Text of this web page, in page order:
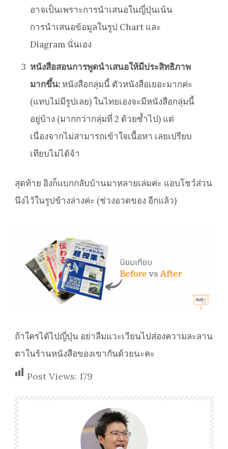
อาจเป็นเพราะการนำเสนอในญี่ปุ่นเน้น
การนำเสนอข้อมูลในรูป Chart และ
Diagram นั่นเอง
3 หนังสือสอนการพูดนำเสนอให้มีประสิทธิภาพ
มากขึ้น: หนังสือกลุ่มนี้ ตัวหนังสือเยอะมากค่ะ
(แทบไม่มีรูปเลย) ในไทยเองจะมีหนังสือกลุ่มนี้
อยู่บ้าง (มากกว่ากลุ่มที่ 2 ด้วยซ้ำไป) แต่
เนื่องจากไม่สามารถเข้าใจเนื้อหา เลยเปรียบ
เทียบไม่ได้จ้า
สุดท้าย อิงก็แบกกลับบ้านมาหลายเล่มค่ะ แอบโชว์ส่วน
นึงไว้ในรูปข้างล่างค่ะ (ช่วงอวดของ อีกแล้ว)
ถ้าใครได้ไปญี่ปุ่น อย่าลืมแวะเวียนไปส่องความละลาน
ตาในร้านหนังสือของเขากันด้วยนะคะ
Post Views: 179